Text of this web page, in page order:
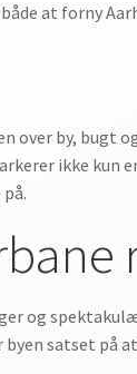
at forny
over by, bugt
ikke kun
og
satset på